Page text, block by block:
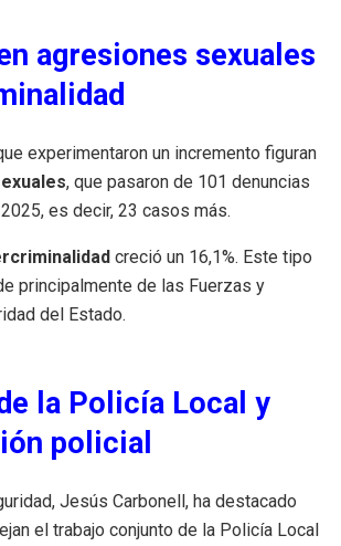
agresiones sexuales
experimentaron un incremento figuran
, que pasaron de 101 denuncias
es decir, 23 casos más.
creció un 16,1%. Este tipo
principalmente de las Fuerzas y
del Estado.
la Policía Local y
policial
Jesús Carbonell, ha destacado
el trabajo conjunto de la Policía Local